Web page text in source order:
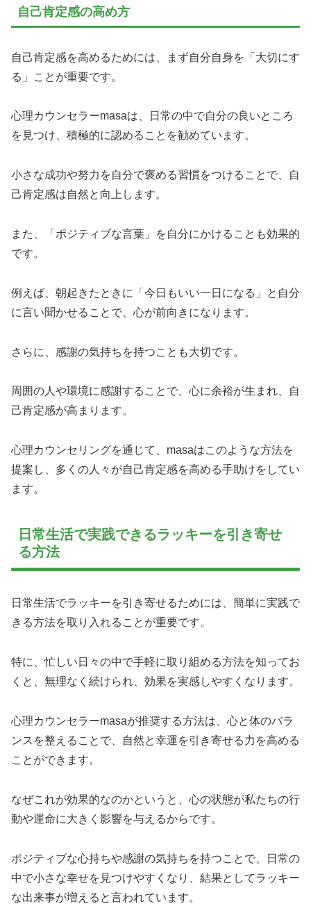
自己肯定感の高め方
自己肯定感を高めるためには、まず自分自身を「大切にす
る」ことが重要です。
心理カウンセラーmasaは、日常の中で自分の良いところ
を見つけ、積極的に認めることを勧めています。
小さな成功や努力を自分で褒める習慣をつけることで、自
己肯定感は自然と向上します。
また、「ポジティブな言葉」を自分にかけることも効果的
です。
例えば、朝起きたときに「今日もいい一日になる」と自分
に言い聞かせることで、心が前向きになります。
さらに、感謝の気持ちを持つことも大切です。
周囲の人や環境に感謝することで、心に余裕が生まれ、自
己肯定感が高まります。
心理カウンセリングを通じて、masaはこのような方法を
提案し、多くの人々が自己肯定感を高める手助けをしてい
ます。
日常生活で実践できるラッキーを引き寄せ
る方法
日常生活でラッキーを引き寄せるためには、簡単に実践で
きる方法を取り入れることが重要です。
特に、忙しい日々の中で手軽に取り組める方法を知ってお
くと、無理なく続けられ、効果を実感しやすくなります。
心理カウンセラーmasaが推奨する方法は、心と体のバラ
ンスを整えることで、自然と幸運を引き寄せる力を高める
ことができます。
なぜこれが効果的なのかというと、心の状態が私たちの行
動や運命に大きく影響を与えるからです。
ポジティブな心持ちや感謝の気持ちを持つことで、日常の
中で小さな幸せを見つけやすくなり、結果としてラッキー
な出来事が増えると言われています。